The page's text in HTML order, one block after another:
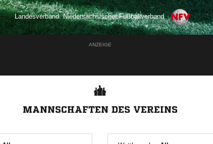
Landesverband:Niedersächsischer Fußballverband
ANZEIGE
MANNSCHAFTEN DES VEREINS